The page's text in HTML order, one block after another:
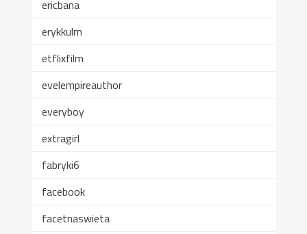
ericbana
erykkulm
etflixfilm
evelempireauthor
everyboy
extragirl
fabryki6
facebook
facetnaswieta